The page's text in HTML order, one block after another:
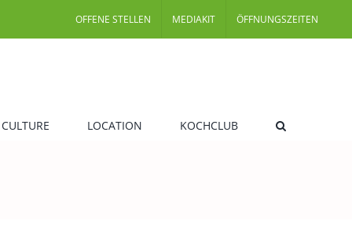
OFFENE STELLEN MEDIAKIT ÖFFNUNGSZEITEN
LOCATION KOCHCLUB